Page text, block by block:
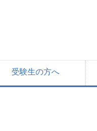
受験生の方へ